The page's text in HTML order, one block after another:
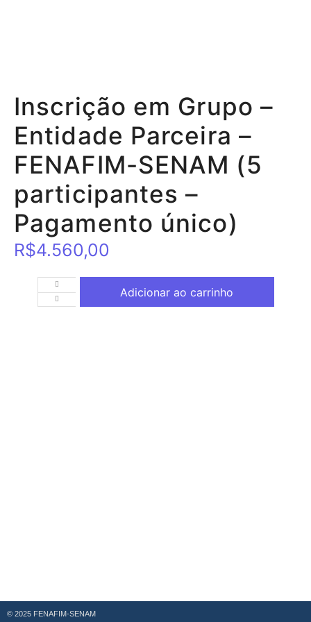
Inscrição em Grupo –
Entidade Parceira –
FENAFIM-SENAM (5
participantes –
Pagamento único)
R$4.560,00
Adicionar ao carrinho
© 2025 FENAFIM-SENAM